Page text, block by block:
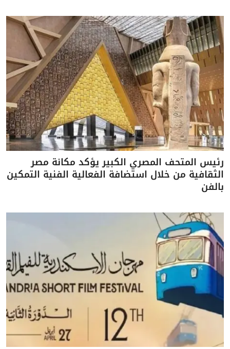
رئيس المتحف المصري الكبير يؤكد مكانة مصر
الثقافية من خلال استضافة الفعالية الفنية التمكين
بالفن